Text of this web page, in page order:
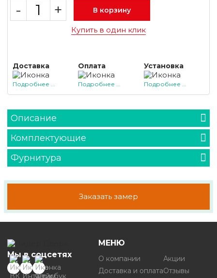
- + В корзину
Купить в один клик
Доставка
Подробнее ...
Оплата
Подробнее ...
Установка
Подробнее ...
Описание
Комплектующие
Фурнитура
Заказать замер
Мы в соцсетях
МЕНЮ
О компании
Доставка и оплата
Акции
Отзывы